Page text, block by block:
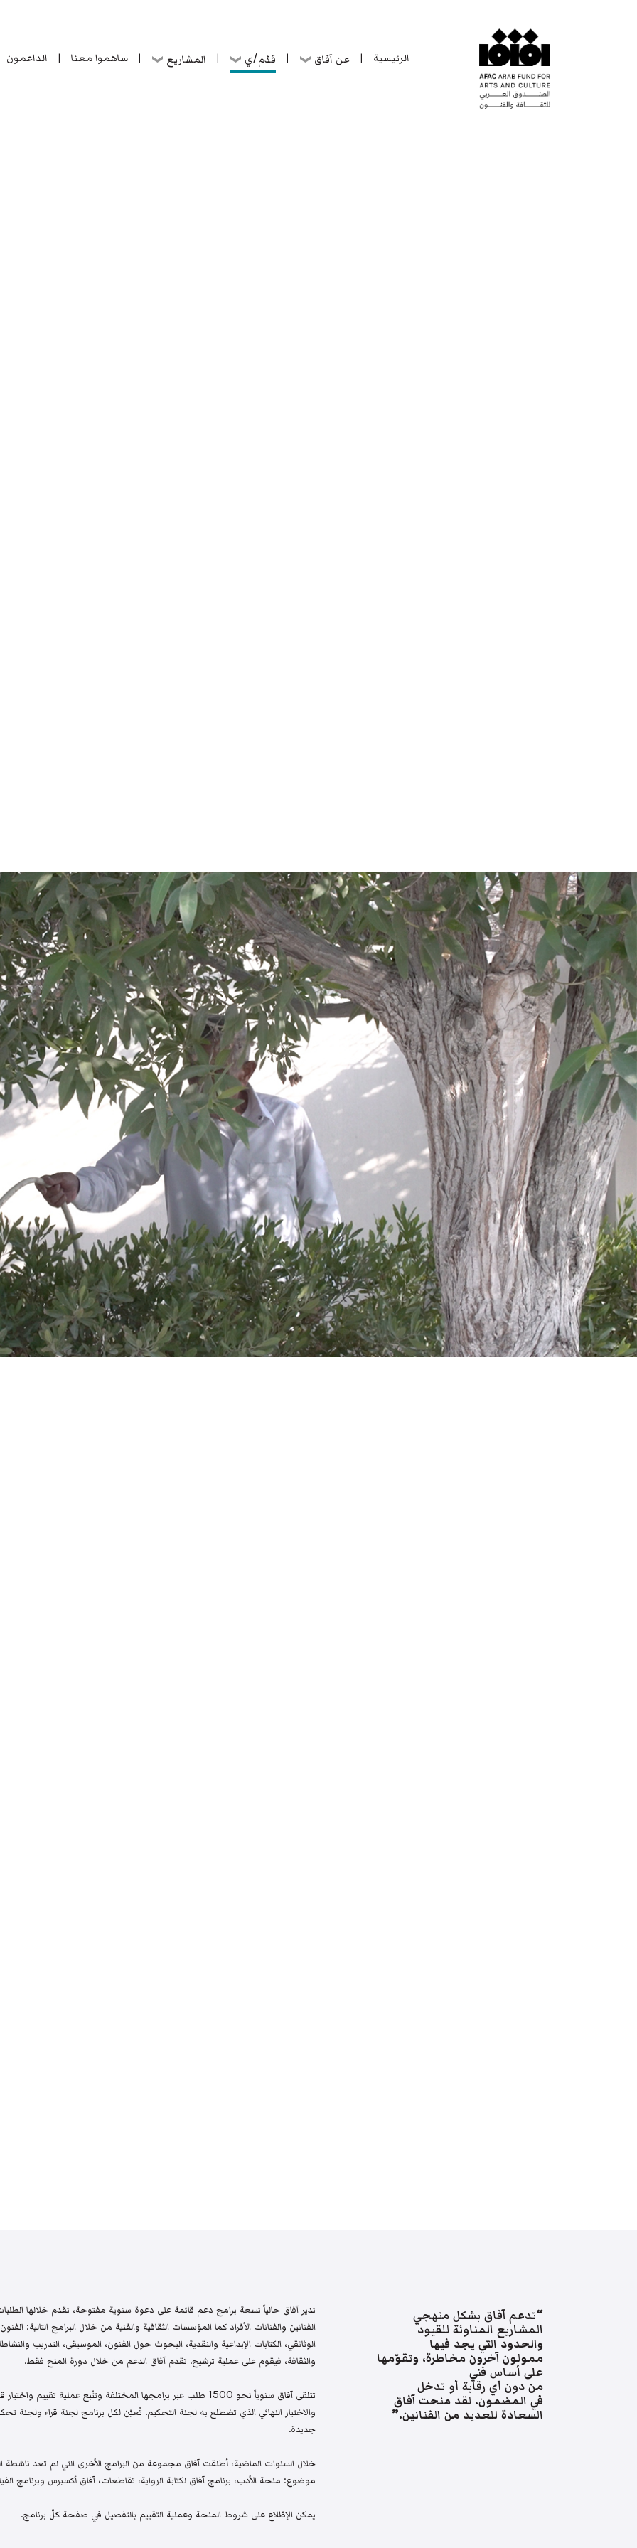
الرئيسية | عن آفاق | قدّم/ي | المشاريع | ساهموا معنا | الداعمون
“تدعم آفاق بشكل منهجي
المشاريع المناوئة للقيود
والحدود التي يجد فيها
ممولون آخرون مخاطرة، وتقوّمها
على أساس فني
من دون أي رقابة أو تدخل
في المضمون. لقد منحت آفاق
السعادة للعديد من الفنانين.”
تدير آفاق حالياً تسعة برامج دعم قائمة على دعوة سنوية مفتوحة، تقدم خلالها
الفنانين والفنانات الأفراد كما المؤسسات الثقافية والفنية من خلال البرامج التالية:
الوثائقي، الكتابات الإبداعية والنقدية، البحوث حول الفنون، الموسيقى، التدريب
والثقافة، فيقوم على عملية ترشيح. تقدم آفاق الدعم من خلال دورة المنح فقط.
تتلقى آفاق سنوياً نحو 1500 طلب عبر برامجها المختلفة وتتّبع عملية
والاختيار النهائي الذي تضطلع به لجنة التحكيم. تُعيّن لكل برنامج لجنة قراء
جديدة.
خلال السنوات الماضية، أطلقت آفاق مجموعة من البرامج الأخرى التي لم تعد ناشطة
موضوع: منحة الأدب، برنامج آفاق لكتابة الرواية، تقاطعات، آفاق أكسبرس وبرنامج
يمكن الإطّلاع على شروط المنحة وعملية التقييم بالتفصيل في صفحة كلّ برنامج.